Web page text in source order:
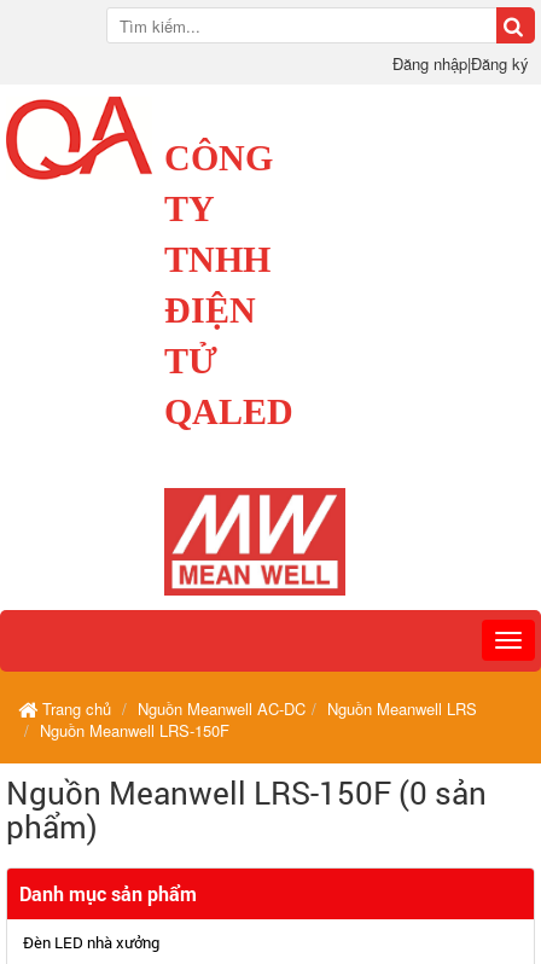
Đăng nhập|Đăng ký
CÔNG
TY
TNHH
ĐIỆN
TỬ
QALED
Trang chủ Nguồn Meanwell AC-DC
Nguồn Meanwell LRS
Nguồn Meanwell LRS-150F
Nguồn Meanwell LRS-150F (0 sản
phẩm)
Danh mục sản phẩm
Đèn LED nhà xưởng